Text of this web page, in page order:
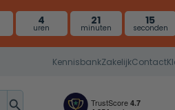
4
uren
21
minuten
14
seconden
KennisbankZakelijkContact